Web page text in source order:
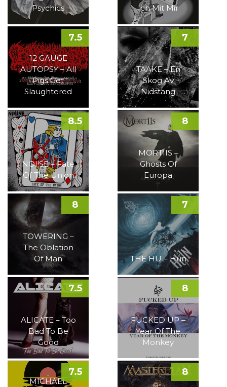
Psychics
Ich Mit Mir
12 GAUGE
AUTOPSY – All
Pigs Get
Slaughtered
7.5
TAAKE – En
Skog Av
Nidstang
7
NOI!SE – Fate
Of The Union
8.5
MORTIIS –
Ghosts Of
Europa
8
TOWERING –
The Oblation
Of Man
8
THE HU – Hun
7
ALICATE – Too
Bad To Be
Good
7.5
FUCKED UP –
Year Of The
Monkey
8
MICHAEL
7.5 8